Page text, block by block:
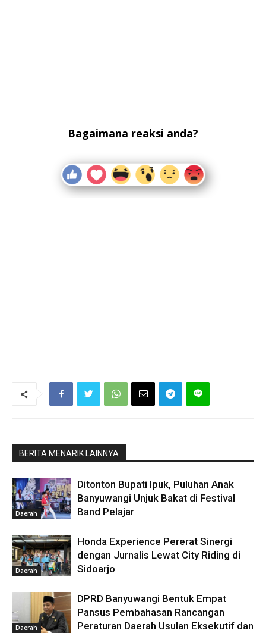
Bagaimana reaksi anda?
BERITA MENARIK LAINNYA
Daerah
Ditonton Bupati Ipuk, Puluhan Anak
Banyuwangi Unjuk Bakat di Festival
Band Pelajar
Daerah
Honda Experience Pererat Sinergi
dengan Jurnalis Lewat City Riding di
Sidoarjo
Daerah
DPRD Banyuwangi Bentuk Empat
Pansus Pembahasan Rancangan
Peraturan Daerah Usulan Eksekutif dan